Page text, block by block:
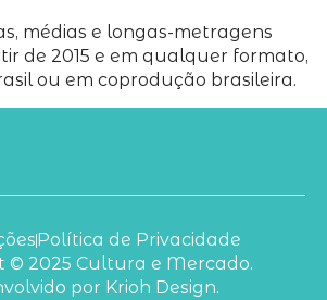
médias e longas-metragens
de 2015 e em qualquer formato,
ou em coprodução brasileira.
© 2025 Cultura e Mercado.
por Krioh Design.
Política de Privacidade